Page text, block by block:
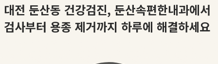
대전 둔산동 건강검진, 둔산속편한내과에서
검사부터 용종 제거까지 하루에 해결하세요